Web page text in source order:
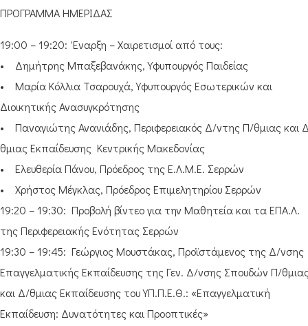
ΠΡΟΓΡΑΜΜΑ ΗΜΕΡΙΔΑΣ
19:00 – 19:20: Έναρξη – Χαιρετισμοί από τους:
• Δημήτρης Μπαξεβανάκης, Υφυπουργός Παιδείας
• Μαρία Κόλλια Τσαρουχά, Υφυπουργός Εσωτερικών και
Διοικητικής Ανασυγκρότησης
• Παναγιώτης Ανανιάδης, Περιφερειακός Δ/ντης Π/θμιας και
θμιας Εκπαίδευσης Κεντρικής Μακεδονίας
• Ελευθερία Πάνου, Πρόεδρος της Ε.Λ.Μ.Ε. Σερρών
• Χρήστος Μέγκλας, Πρόεδρος Επιμελητηρίου Σερρών
19:20 – 19:30: Προβολή βίντεο για την Μαθητεία και τα ΕΠΑ.Λ.
της Περιφερειακής Ενότητας Σερρών
19:30 – 19:45: Γεώργιος Μουστάκας, Προϊστάμενος της Δ/νσης
Επαγγελματικής Εκπαίδευσης της Γεν. Δ/νσης Σπουδών Π/
και Δ/θμιας Εκπαίδευσης του ΥΠ.Π.Ε.Θ.: «Επαγγελματική
Εκπαίδευση: Δυνατότητες και Προοπτικές»